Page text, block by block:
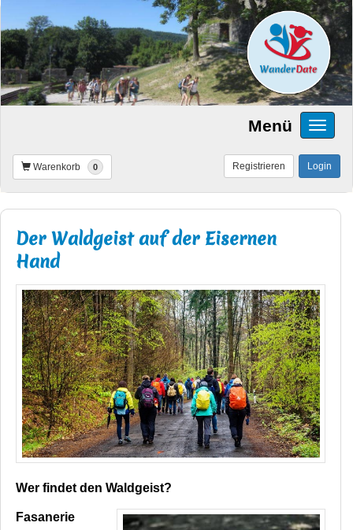
Menü
Warenkorb 0 Login
Registrieren
Der Waldgeist auf der Eisernen
Hand
Wer findet den Waldgeist?
Fasanerie